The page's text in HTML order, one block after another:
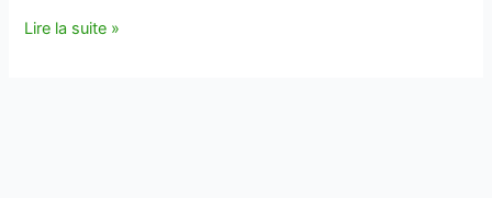
Le
Lire la suite »